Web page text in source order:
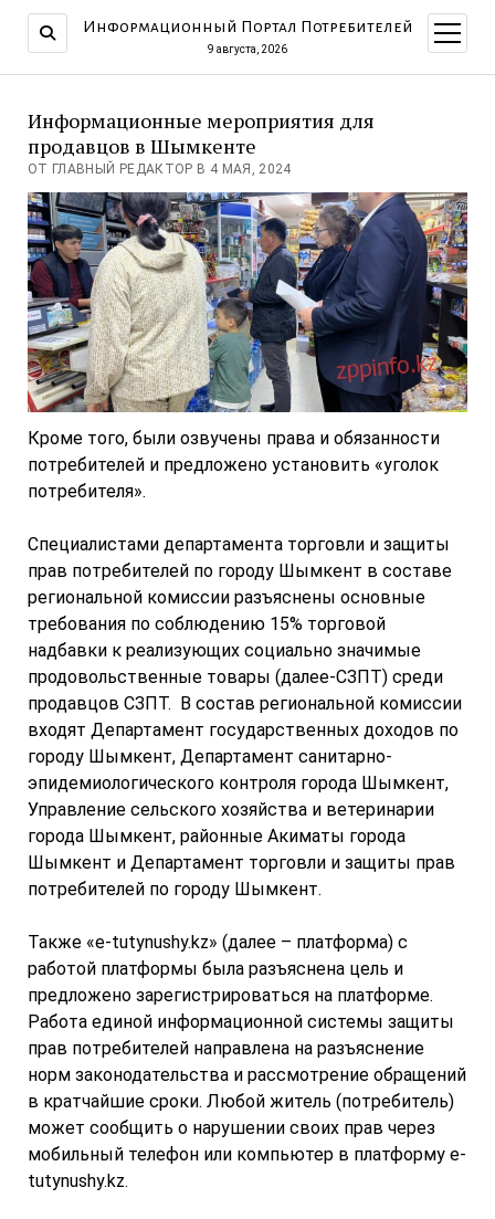
Информационный Портал Потребителей
9 августа, 2026
меню
Информационные мероприятия для
продавцов в Шымкенте
ОТ ГЛАВНЫЙ РЕДАКТОР В 4 МАЯ, 2024
Кроме того, были озвучены права и обязанности
потребителей и предложено установить «уголок
потребителя».
Специалистами департамента торговли и защиты
прав потребителей по городу Шымкент в составе
региональной комиссии разъяснены основные
требования по соблюдению 15% торговой
надбавки к реализующих социально значимые
продовольственные товары (далее-СЗПТ) среди
продавцов СЗПТ. В состав региональной комиссии
входят Департамент государственных доходов по
городу Шымкент, Департамент санитарно-
эпидемиологического контроля города Шымкент,
Управление сельского хозяйства и ветеринарии
города Шымкент, районные Акиматы города
Шымкент и Департамент торговли и защиты прав
потребителей по городу Шымкент.
Также «e-tutynushy.kz» (далее – платформа) с
работой платформы была разъяснена цель и
предложено зарегистрироваться на платформе.
Работа единой информационной системы защиты
прав потребителей направлена на разъяснение
норм законодательства и рассмотрение обращений
в кратчайшие сроки. Любой житель (потребитель)
может сообщить о нарушении своих прав через
мобильный телефон или компьютер в платформу e-
tutynushy.kz.